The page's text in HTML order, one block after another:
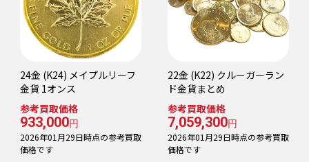
24金 (K24) メイプルリーフ
金貨 1オンス
参考買取価格
933,000円
2026年01月29日時点の参考買取
価格です
22金 (K22) クルーガーラン
ド金貨まとめ
参考買取価格
7,059,300円
2026年01月29日時点の参考買取
価格です